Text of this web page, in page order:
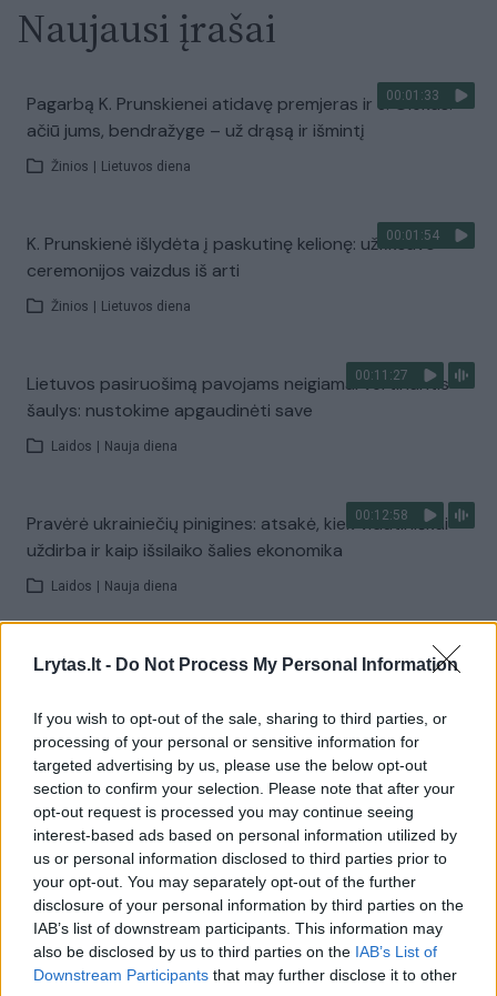
Lrytas.lt - Do Not Process My Personal Information
If you wish to opt-out of the sale, sharing to third parties, or
processing of your personal or sensitive information for
targeted advertising by us, please use the below opt-out
section to confirm your selection. Please note that after your
opt-out request is processed you may continue seeing
interest-based ads based on personal information utilized by
us or personal information disclosed to third parties prior to
your opt-out. You may separately opt-out of the further
disclosure of your personal information by third parties on the
IAB’s list of downstream participants. This information may
also be disclosed by us to third parties on the IAB’s List of
Downstream Participants that may further disclose it to other
Naujausi įrašai
00:01:33
Pagarbą K. Prunskienei atidavę premjeras ​ir J. Olekas:
ačiū jums, bendražyge – už drąsą ir išmintį
Žinios Lietuvos diena
00:01:54
K. Prunskienė išlydėta į paskutinę kelionę: užfiksavo
ceremonijos vaizdus iš arti
Žinios Lietuvos diena
00:11:27
Lietuvos pasiruošimą pavojams neigiamai vertinantis
šaulys: nustokime apgaudinėti save
Laidos Nauja diena
00:12:58
Pravėrė ukrainiečių pinigines: atsakė, kiek vidutiniškai
uždirba ir kaip išsilaiko šalies ekonomika
Laidos Nauja diena
Visi įrašai
Žiūrimiausi įrašai
00:00:30
Vaizdai iš tragiškos avarijos Vilniaus r.: dviejų moterų ir
vaiko gyvybių išgelbėti nepavyko
Žinios | Lietuvos diena
00:00:57
Savaitės vidurys nusimato karštas: temperatūra kils iki